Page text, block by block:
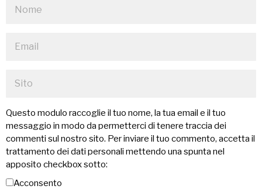
Questo modulo raccoglie il tuo nome, la tua email e il tuo
messaggio in modo da permetterci di tenere traccia dei
commenti sul nostro sito. Per inviare il tuo commento, accetta il
trattamento dei dati personali mettendo una spunta nel
apposito checkbox sotto:
Acconsento